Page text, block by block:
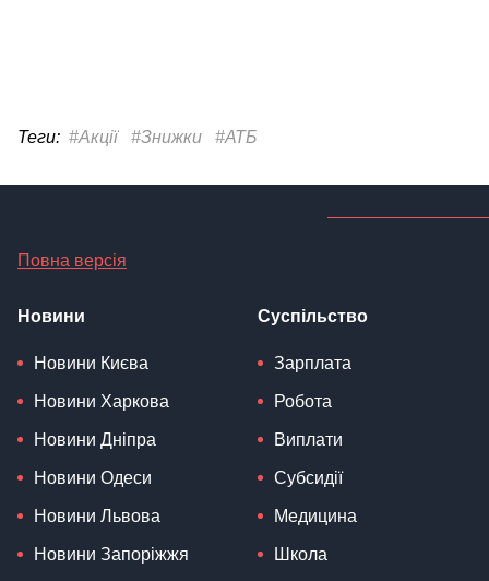
Теги: #Акції #Знижки #АТБ
Повна версія
Новини
Новини Києва
Новини Харкова
Новини Дніпра
Новини Одеси
Новини Львова
Новини Запоріжжя
Суспільство
Зарплата
Робота
Виплати
Субсидії
Медицина
Школа